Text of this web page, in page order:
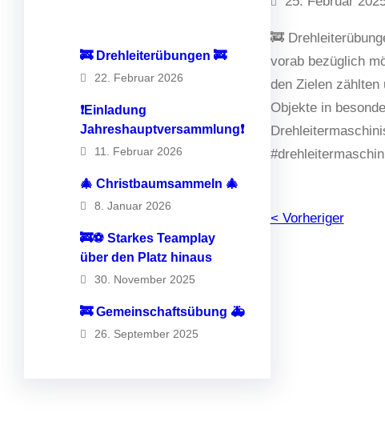
🚒 Drehleiterübungen 🚒
22. Februar 2026
❗️Einladung
Jahreshauptversammlung❗️
11. Februar 2026
🎄 Christbaumsammeln 🎄
8. Januar 2026
🚒⚽️ Starkes Teamplay
über den Platz hinaus
30. November 2025
🚒 Gemeinschaftsübung 🚑
26. September 2025
🚒
vorab bezüglich
den Zielen zählten
Objekte in
< Vorheriger